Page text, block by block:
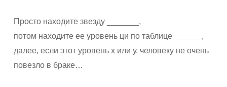
Просто находите звезду _______,
потом находите ее уровень ци по таблице ______,
далее, если этот уровень х или у, человеку не очень
повезло в браке…